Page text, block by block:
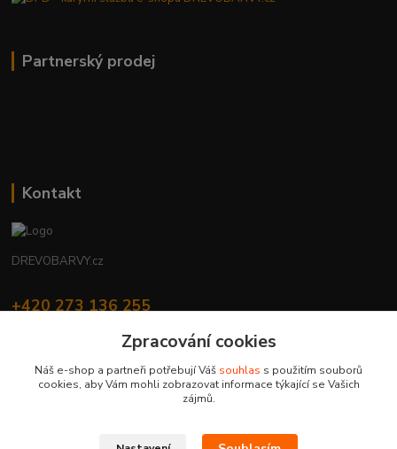
Partnerský prodej
Kontakt
DREVOBARVY.cz
+420 273 136 255
Zpracování cookies
Náš e-shop a partneři potřebují Váš souhlas s použitím souborů
cookies, aby Vám mohli zobrazovat informace týkající se Vašich
zájmů.